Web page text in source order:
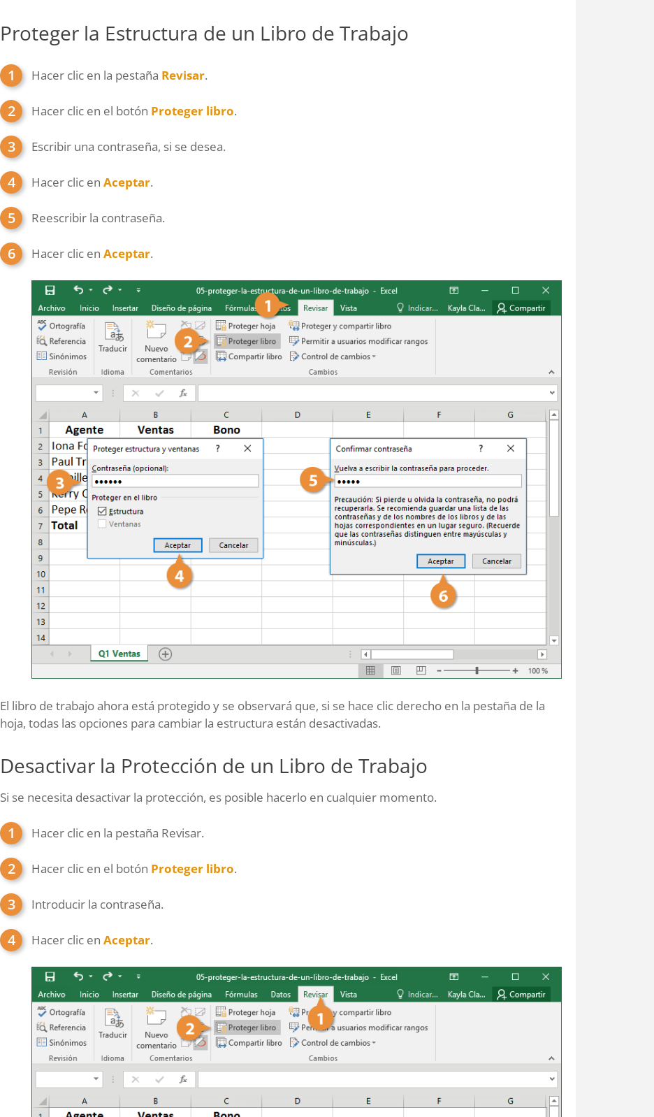
Proteger la Estructura de un Libro de Trabajo
Hacer clic en la pestaña Revisar.
Hacer clic en el botón Proteger libro.
Escribir una contraseña, si se desea.
Hacer clic en Aceptar.
Reescribir la contraseña.
Hacer clic en Aceptar.
El libro de trabajo ahora está protegido y se observará que, si se hace clic derecho en la pestaña de la
hoja, todas las opciones para cambiar la estructura están desactivadas.
Desactivar la Protección de un Libro de Trabajo
Si se necesita desactivar la protección, es posible hacerlo en cualquier momento.
Hacer clic en la pestaña Revisar.
Hacer clic en el botón Proteger libro.
Introducir la contraseña.
Hacer clic en Aceptar.